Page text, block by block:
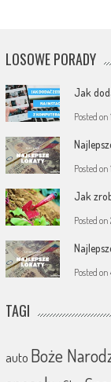
LOSOWE PORADY
Jak
Posted on
Posted on
Jak
Posted on
Posted on
TAGI
auto Boże